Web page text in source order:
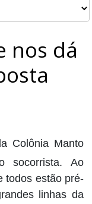
nos dá
Colônia Manto
socorrista. Ao
todos estão pré-
linhas da